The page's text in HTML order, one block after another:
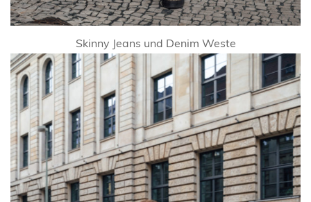
Skinny Jeans und Denim Weste